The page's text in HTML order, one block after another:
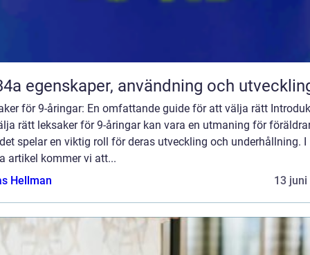
R134a egenskaper, användning och
för 9-åringar: En omfattande guide för att välja rätt
rätt leksaker för 9-åringar kan vara en utmaning för
spelar en viktig roll för deras utveckling och underhållning. I
artikel kommer vi att...
Hellman
13 juni